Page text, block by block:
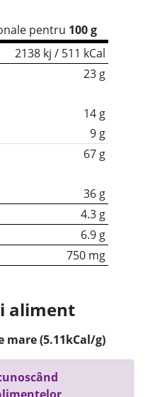
pentru 100 g
2138 kj / 511 kCal
23 g
14 g
9 g
67 g
36 g
4.3 g
6.9 g
750 mg
aliment
mare (5.11kCal/g)